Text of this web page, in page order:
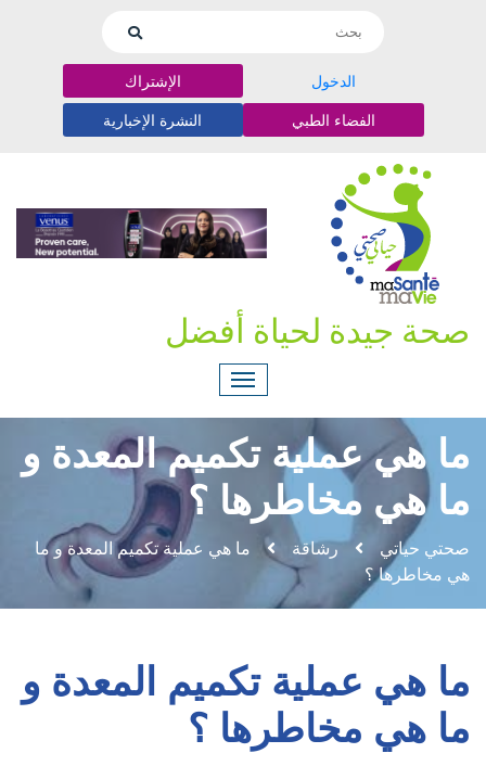
الدخول الإشتراك
الفضاء الطبي النشرة الإخبارية
صحة جيدة لحياة أفضل
ما هي عملية تكميم المعدة و
ما هي مخاطرها ؟
صحتي حياتي رشاقة
ما هي عملية تكميم المعدة و ما
هي مخاطرها ؟
ما هي عملية تكميم المعدة و
ما هي مخاطرها ؟